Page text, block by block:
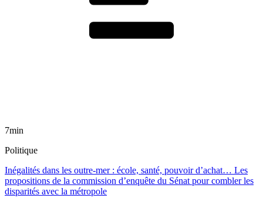
7min
Politique
Inégalités dans les outre-mer : école, santé, pouvoir d’achat… Les
propositions de la commission d’enquête du Sénat pour combler les
disparités avec la métropole